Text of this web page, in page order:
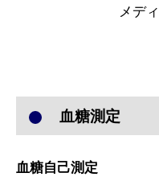
メデ
血糖測定
血糖自己測定